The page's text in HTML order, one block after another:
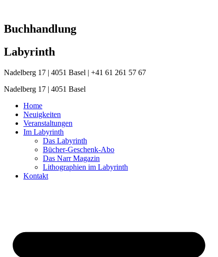
springen
Buchhandlung
Labyrinth
Nadelberg 17 | 4051 Basel | +41 61 261 57 67
Nadelberg 17 | 4051 Basel
Home
Neuigkeiten
Veranstaltungen
Im Labyrinth
Das Labyrinth
Bücher-Geschenk-Abo
Das Narr Magazin
Lithographien im Labyrinth
Kontakt